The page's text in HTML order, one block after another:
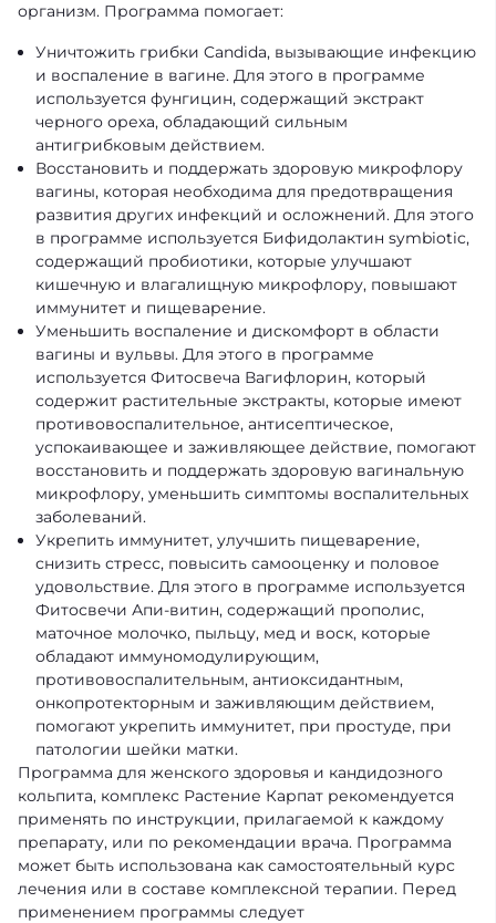
организм. Программа помогает:
Уничтожить грибки Candida, вызывающие инфекцию
и воспаление в вагине. Для этого в программе
используется фунгицин, содержащий экстракт
черного ореха, обладающий сильным
антигрибковым действием.
Восстановить и поддержать здоровую микрофлору
вагины, которая необходима для предотвращения
развития других инфекций и осложнений. Для этого
в программе используется Бифидолактин symbiotic,
содержащий пробиотики, которые улучшают
кишечную и влагалищную микрофлору, повышают
иммунитет и пищеварение.
Уменьшить воспаление и дискомфорт в области
вагины и вульвы. Для этого в программе
используется Фитосвеча Вагифлорин, который
содержит растительные экстракты, которые имеют
противовоспалительное, антисептическое,
успокаивающее и заживляющее действие, помогают
восстановить и поддержать здоровую вагинальную
микрофлору, уменьшить симптомы воспалительных
заболеваний.
Укрепить иммунитет, улучшить пищеварение,
снизить стресс, повысить самооценку и половое
удовольствие. Для этого в программе используется
Фитосвечи Апи-витин, содержащий прополис,
маточное молочко, пыльцу, мед и воск, которые
обладают иммуномодулирующим,
противовоспалительным, антиоксидантным,
онкопротекторным и заживляющим действием,
помогают укрепить иммунитет, при простуде, при
патологии шейки матки.
Программа для женского здоровья и кандидозного
кольпита, комплекс Растение Карпат рекомендуется
применять по инструкции, прилагаемой к каждому
препарату, или по рекомендации врача. Программа
может быть использована как самостоятельный курс
лечения или в составе комплексной терапии. Перед
применением программы следует